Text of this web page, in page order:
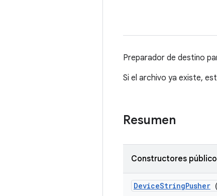
Preparador de destino
Si el archivo ya existe,
Resumen
Constructores
DeviceStringPusher